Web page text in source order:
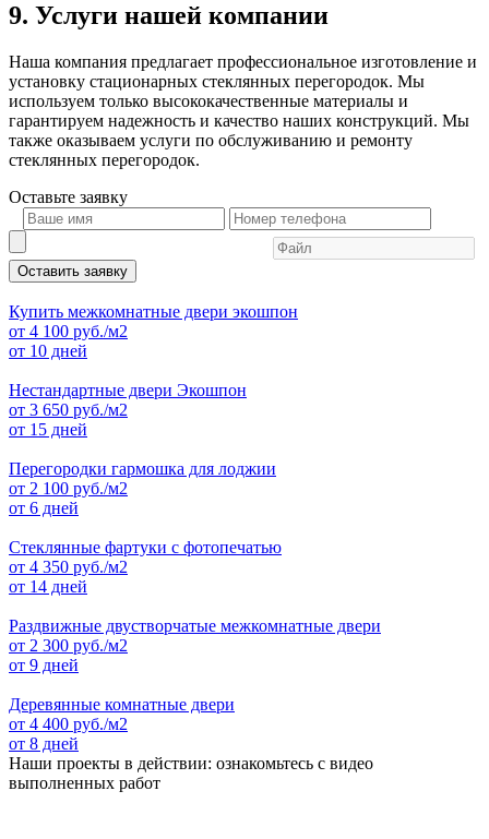
9. Услуги нашей компании
Наша компания предлагает профессиональное изготовление и
установку стационарных стеклянных перегородок. Мы
используем только высококачественные материалы и
гарантируем надежность и качество наших конструкций. Мы
также оказываем услуги по обслуживанию и ремонту
стеклянных перегородок.
Оставьте заявку
Оставить заявку
Купить межкомнатные двери экошпон
от 4 100 руб./м2
от 10 дней
Нестандартные двери Экошпон
от 3 650 руб./м2
от 15 дней
Перегородки гармошка для лоджии
от 2 100 руб./м2
от 6 дней
Стеклянные фартуки с фотопечатью
от 4 350 руб./м2
от 14 дней
Раздвижные двустворчатые межкомнатные двери
от 2 300 руб./м2
от 9 дней
Деревянные комнатные двери
от 4 400 руб./м2
от 8 дней
Наши проекты в действии: ознакомьтесь с видео
выполненных работ